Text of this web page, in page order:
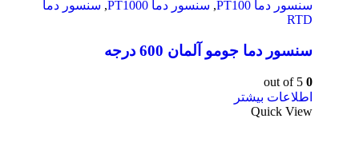
سنسور دما PT100 , سنسور دما PT1000 , سنسور دما
RTD
سنسور دما جومو آلمان 600 درجه
0
اطلاعات بیشتر
Quick View